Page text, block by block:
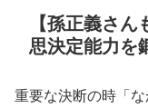
【孫正義さ
思決定能力を
重要な決断の時「